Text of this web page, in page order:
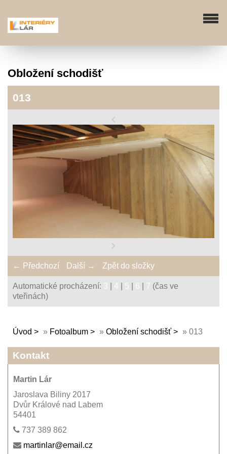
Obložení schodišť
013
← Předchozí Další → Zpět do složky
Automatické procházení: 3 4 5 6 7 (čas ve
vteřinách)
Úvod » Fotoalbum » Obložení schodišť » 013
Kontakt
Martin Lár
Jaroslava Biliny 2017
Dvůr Králové nad Labem
54401
737 389 862
martinlar@email.cz